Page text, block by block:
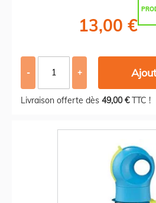
13,00 €
- +
Livraison offerte dès 49,00 €TTC !